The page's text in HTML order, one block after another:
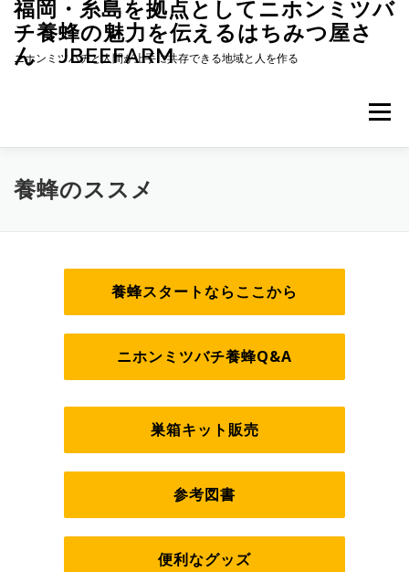
福岡・糸島を拠点としてニホンミツバ
チ養蜂の魅力を伝えるはちみつ屋さ
ん JBEEFARM
ニホンミツバチと人間が上手に共存できる地域と人を作る
メニュー
ホーム JBEEFARMについて
ニホンミツバチのミツロウで作れる紫雲膏
養蜂のススメ
養蜂スタートならここから
ニホンミツバチ養蜂Q&A
巣箱キット販売
参考図書
便利なグッズ